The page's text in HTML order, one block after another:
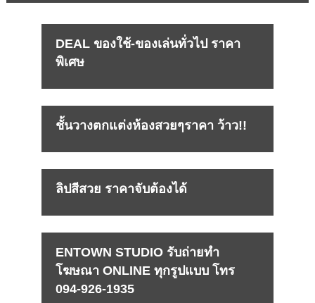
DEAL ของใช้-ของเล่นทั่วไป ราคา
พิเศษ
ชั้นวางตกแต่งห้องสวยๆราคา ว้าว!!
ลิปสีสวย ราคาจับต้องได้
ENTOWN STUDIO รับถ่ายทำ
โฆษณา ONLINE ทุกรูปแบบ โทร
094-926-1935